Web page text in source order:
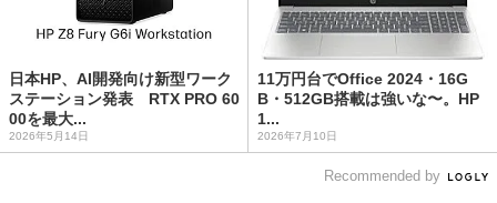
日本HP、AI開発向け新型ワーク
ステーション発表 RTX PRO 60
00を最大...
2026年5月14日
11万円台でOffice 2024・16G
B・512GB搭載は強いな〜。HP
1...
2026年7月10日
Recommended by